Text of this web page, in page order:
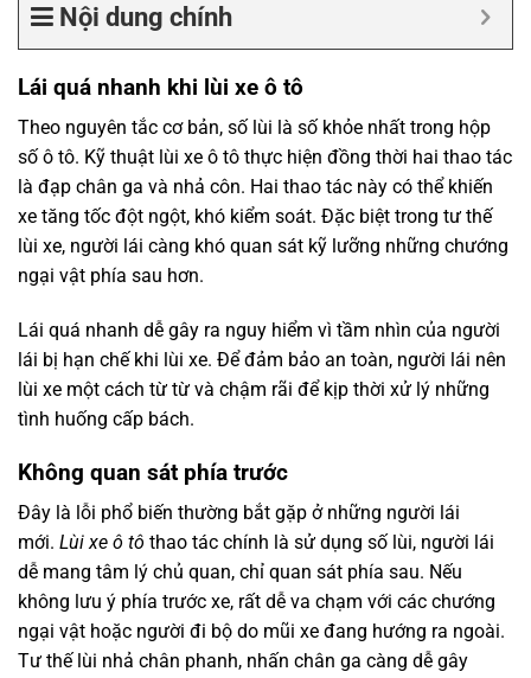
Nội dung chính
Lái quá nhanh khi lùi xe ô tô
Theo nguyên tắc cơ bản, số lùi là số khỏe nhất trong hộp
số ô tô. Kỹ thuật lùi xe ô tô thực hiện đồng thời hai thao tác
là đạp chân ga và nhả côn. Hai thao tác này có thể khiến
xe tăng tốc đột ngột, khó kiểm soát. Đặc biệt trong tư thế
lùi xe, người lái càng khó quan sát kỹ lưỡng những chướng
ngại vật phía sau hơn.
Lái quá nhanh dễ gây ra nguy hiểm vì tầm nhìn của người
lái bị hạn chế khi lùi xe. Để đảm bảo an toàn, người lái nên
lùi xe một cách từ từ và chậm rãi để kịp thời xử lý những
tình huống cấp bách.
Không quan sát phía trước
Đây là lỗi phổ biến thường bắt gặp ở những người lái
mới. Lùi xe ô tô thao tác chính là sử dụng số lùi, người lái
dễ mang tâm lý chủ quan, chỉ quan sát phía sau. Nếu
không lưu ý phía trước xe, rất dễ va chạm với các chướng
ngại vật hoặc người đi bộ do mũi xe đang hướng ra ngoài.
Tư thế lùi nhả chân phanh, nhấn chân ga càng dễ gây